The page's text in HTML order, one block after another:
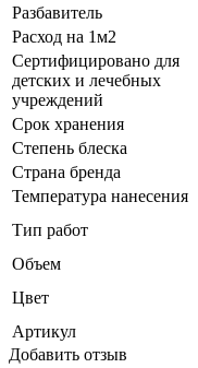
Разбавитель
Расход на 1м2
Сертифицировано для
детских и лечебных
учреждений
Срок хранения
Степень блеска
Страна бренда
Температура нанесения
Тип работ
Объем
Цвет
Артикул
Добавить отзыв